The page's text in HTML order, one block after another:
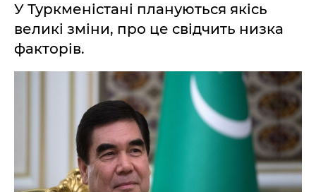
У Туркменістані плануються якісь
великі зміни, про це свідчить низка
факторів.